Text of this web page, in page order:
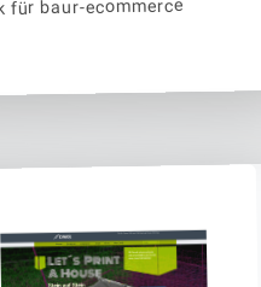
für baur-ecommerce